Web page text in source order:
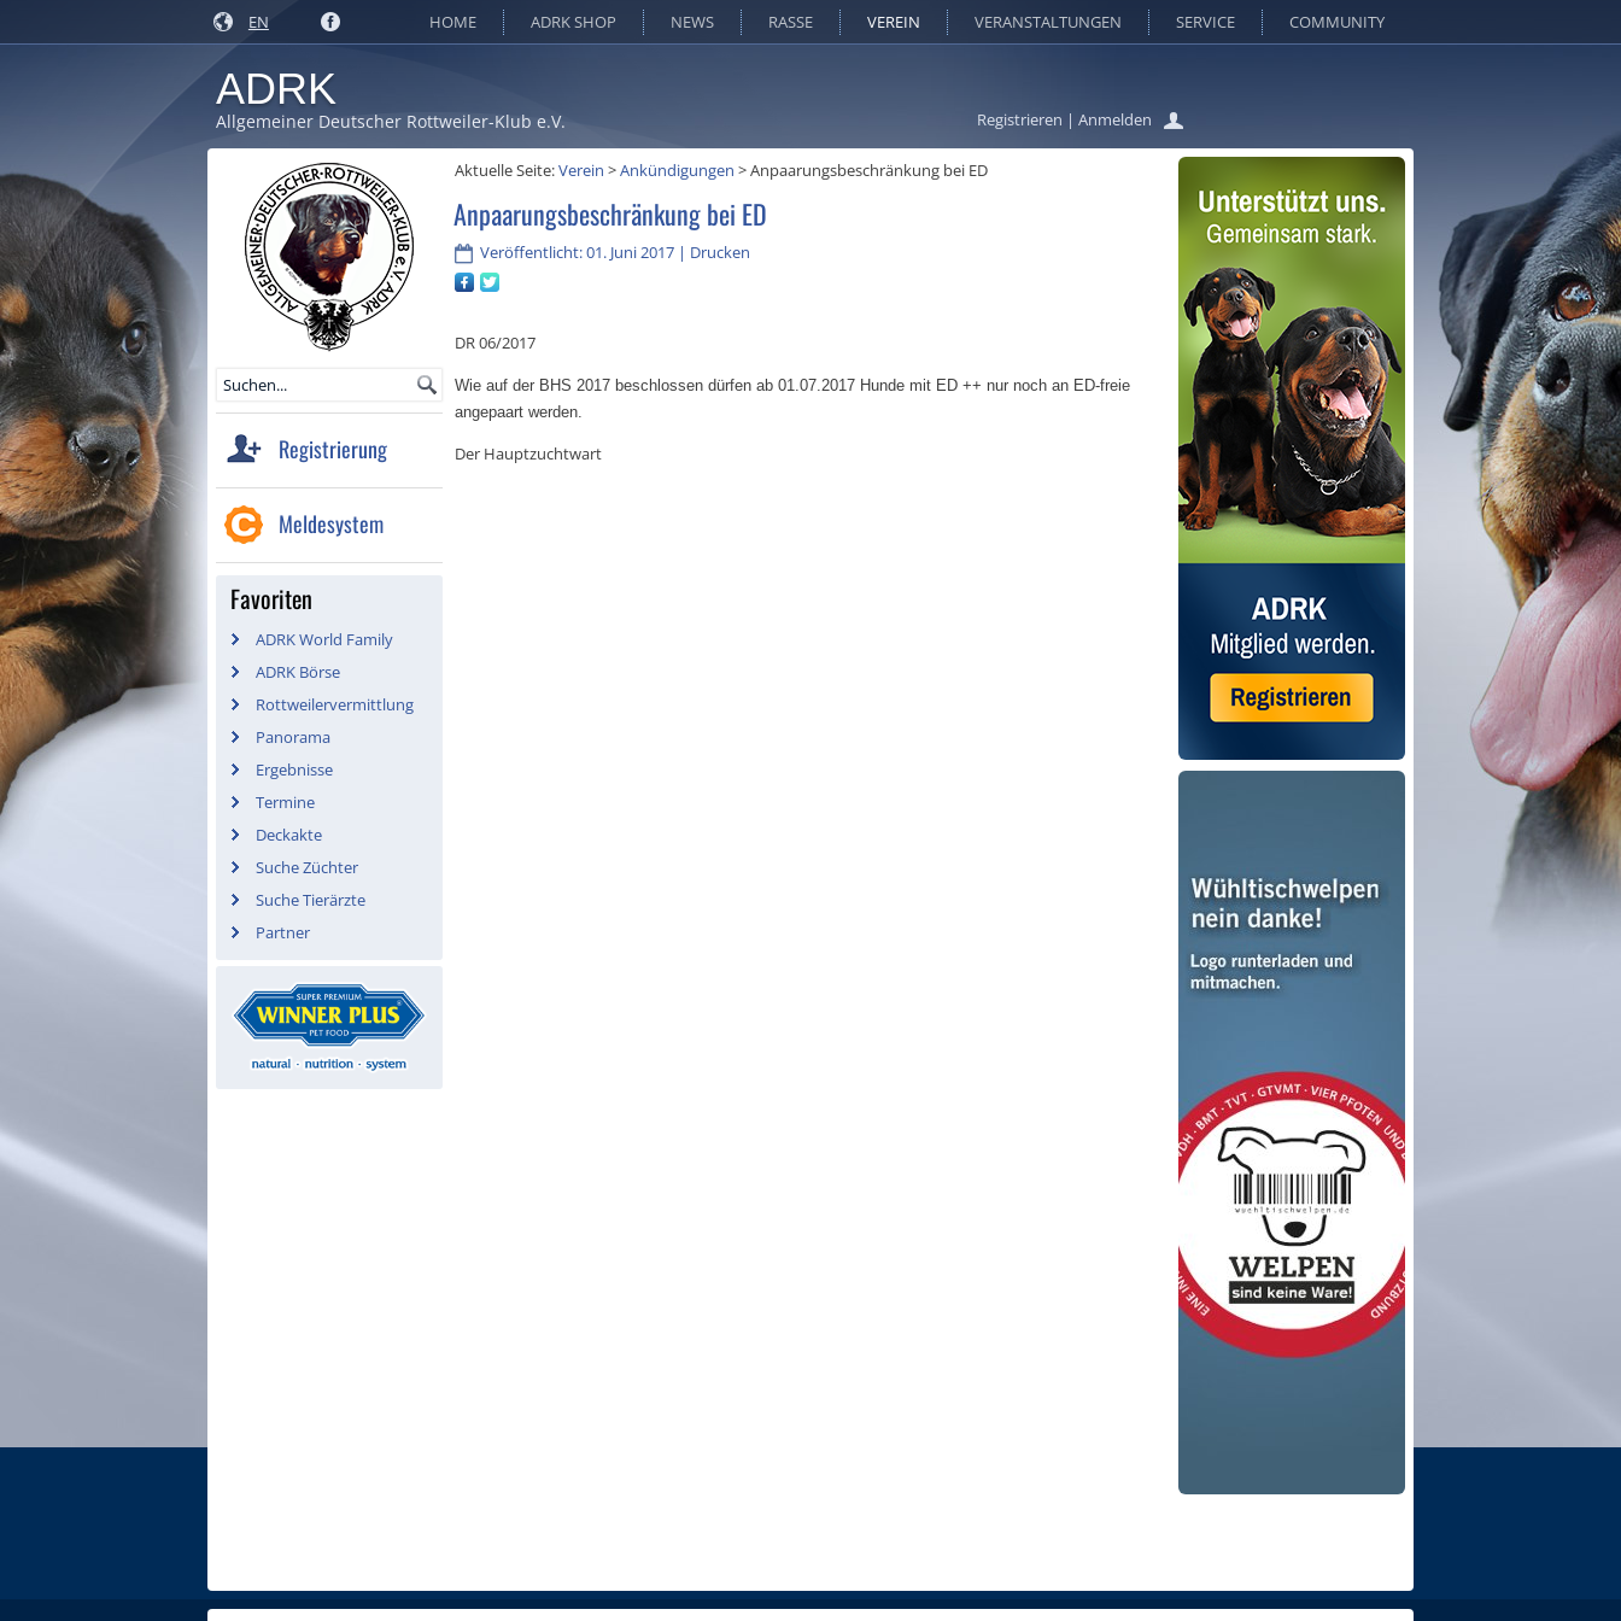
EN
Registrieren | Anmelden
HOME ADRK SHOP NEWS RASSE VEREIN VERANSTALTUNGEN SERVICE COMMUNITY
ADRK
Allgemeiner Deutscher Rottweiler-Klub e.V.
Registrierung
Meldesystem
Favoriten
ADRK World Family
ADRK Börse
Rottweilervermittlung
Panorama
Ergebnisse
Termine
Deckakte
Suche Züchter
Suche Tierärzte
Partner
Aktuelle Seite:Verein >Ankündigungen >Anpaarungsbeschränkung bei ED
Anpaarungsbeschränkung bei ED
Veröffentlicht: 01. Juni 2017 | Drucken
DR 06/2017
Wie auf der BHS 2017 beschlossen dürfen ab 01.07.2017 Hunde mit ED ++ nur noch an ED-freie
angepaart werden.
Der Hauptzuchtwart